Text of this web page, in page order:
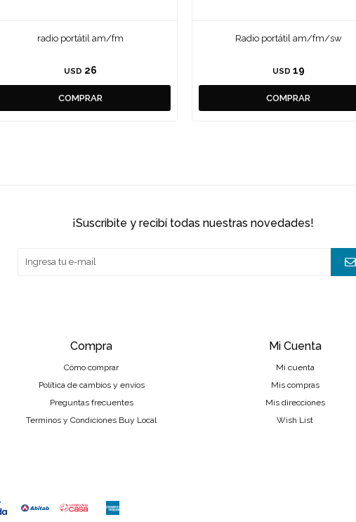
radio portátil am/fm
USD 26
Radio portátil am/fm/sw
USD 19
Compra
Cómo comprar
Política de cambios y envíos
Preguntas frecuentes
Terminos y Condiciones Buy Local
Mi Cuenta
Mi cuenta
Mis compras
Mis direcciones
Wish List
¡suscribite y recibí todas nuestras novedades!